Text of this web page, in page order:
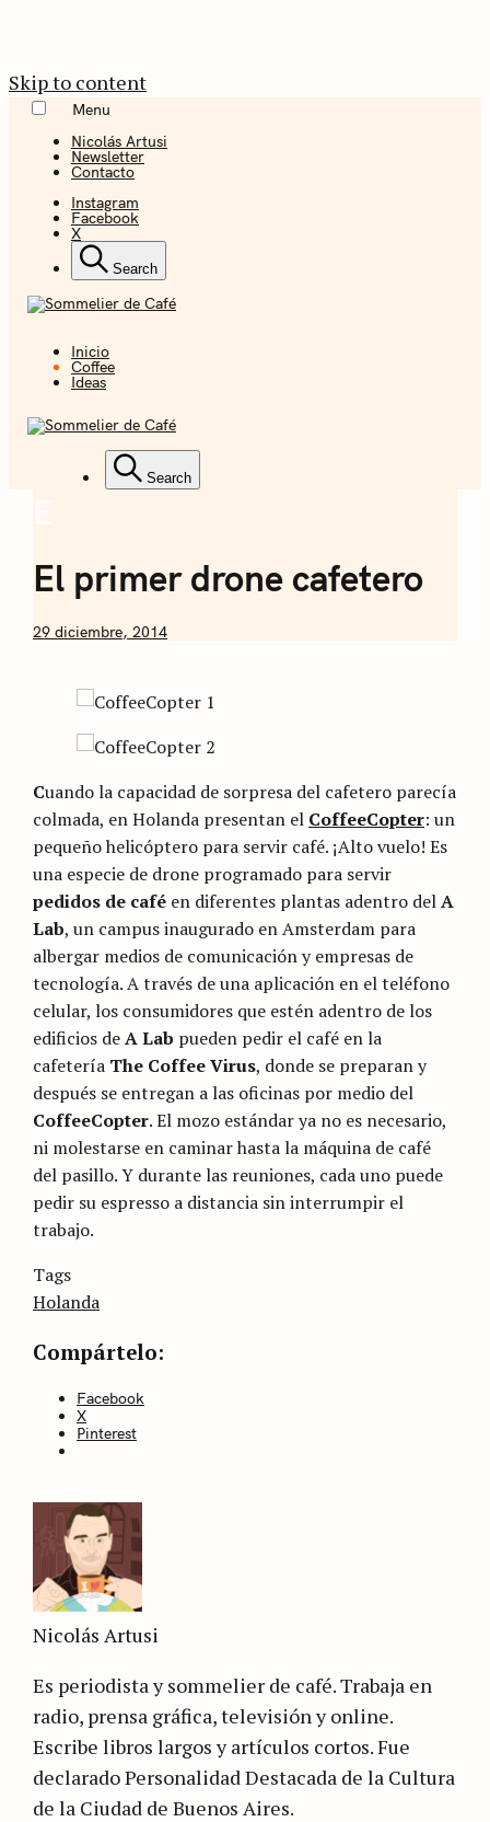
Skip to content
Menu
Nicolás Artusi
Newsletter
Contacto
Instagram
Facebook
X
Search
Sommelier de
Café
Coffee + Ideas
Inicio
Coffee
Ideas
Café
Coffee + Ideas Search
El primer drone cafetero
by
29 diciembre, 2014
Cuando la capacidad de sorpresa del cafetero parecía
colmada, en Holanda presentan el CoffeeCopter: un
pequeño helicóptero para servir café. ¡Alto vuelo! Es
una especie de drone programado para servir
pedidos de café en diferentes plantas adentro delA
Lab, un campus inaugurado en Amsterdam para
albergar medios de comunicación y empresas de
tecnología. A través de una aplicación en el teléfono
celular, los consumidores que estén adentro de los
edificios deA Lab pueden pedir el café en la
cafetería The Coffee Virus, donde se preparan y
después se entregan a las oficinas por medio del
CoffeeCopter. El mozo estándar ya no es necesario,
ni molestarse en caminar hasta la máquina de café
del pasillo. Y durante las reuniones, cada uno puede
pedir su espresso a distancia sin interrumpir el
trabajo.
Categories
categoría
Tags
Holanda
Compártelo:
Facebook
X
Pinterest
Nicolás Artusi
Es periodista y sommelier de café. Trabaja en
radio, prensa gráfica, televisión y online.
Escribe libros largos y artículos cortos. Fue
declarado Personalidad Destacada de la Cultura
de la Ciudad de Buenos Aires.